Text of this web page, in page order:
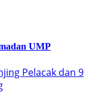
UMP